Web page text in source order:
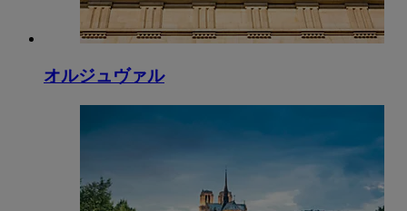
オルジュヴァル